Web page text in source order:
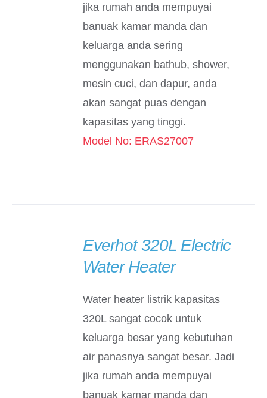
jika rumah anda mempuyai
banuak kamar manda dan
keluarga anda sering
menggunakan bathub, shower,
mesin cuci, dan dapur, anda
akan sangat puas dengan
kapasitas yang tinggi.
Model No: ERAS27007
Everhot 320L Electric
Water Heater
Water heater listrik kapasitas
320L sangat cocok untuk
keluarga besar yang kebutuhan
air panasnya sangat besar. Jadi
jika rumah anda mempuyai
banuak kamar manda dan